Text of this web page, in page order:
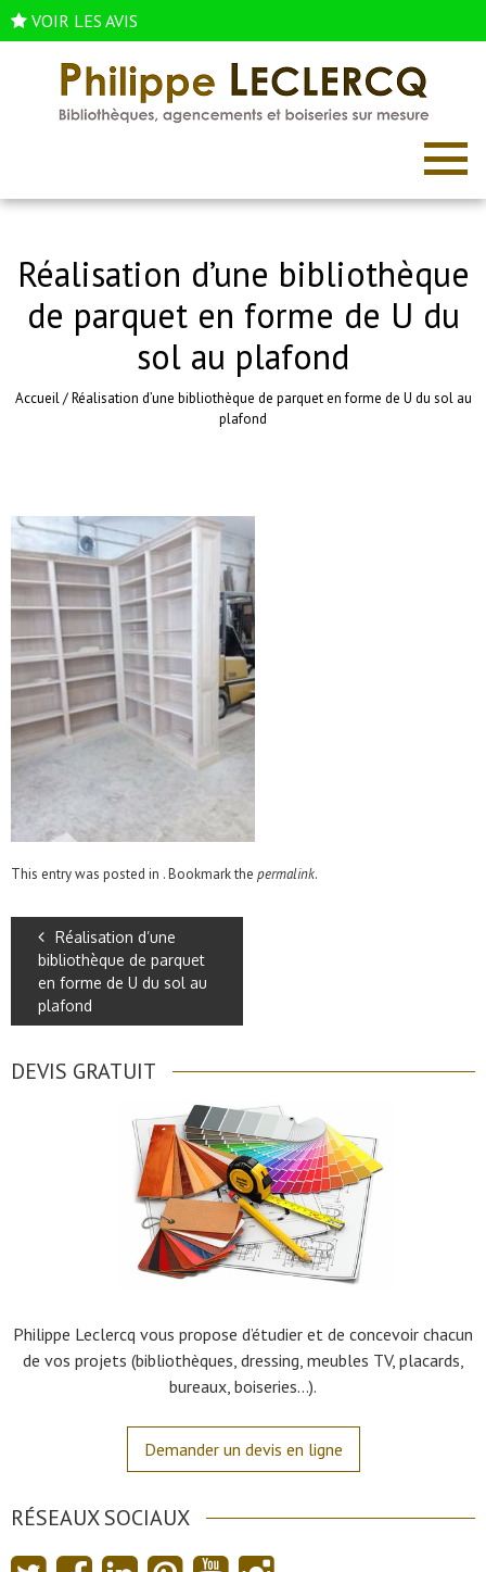
VOIR LES AVIS
Réalisation d’une bibliothèque
de parquet en forme de U du
sol au plafond
Accueil/Réalisation d’une bibliothèque de parquet en forme de U du sol au
plafond
This entry was posted in . Bookmark the permalink.
Réalisation d’une
bibliothèque de parquet
en forme de U du sol au
plafond
DEVIS GRATUIT
Philippe Leclercq vous propose d’étudier et de concevoir chacun
de vos projets (bibliothèques, dressing, meubles TV, placards,
bureaux, boiseries…).
Demander un devis en ligne
RÉSEAUX SOCIAUX